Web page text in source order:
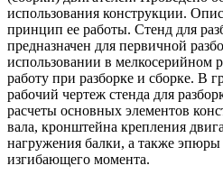
использования конструкции.
принцип ее работы. Стенд для
предназначен для первичной
использовании в мелкосерийном
работу при разборке и сборке. В
рабочий чертеж стенда для
расчеты основных элементов
вала, кронштейна крепления
нагружения балки, а также
изгибающего момента.